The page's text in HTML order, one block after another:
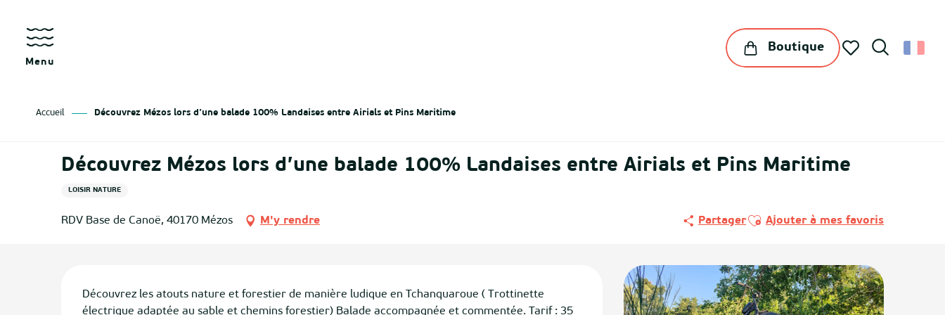
contenu
principal
Boutique
Menu
Accueil Découvrez Mézos lors d’une balade 100% Landaises entre Airials et Pins Maritime
Découvrez Mézos lors d’une balade 100% Landaises entre Airials et Pins Maritime
LOISIR NATURE
RDV Base de Canoë, 40170 Mézos M'y rendre PartagerAjouter aux favoris
Ajouter à mes favoris
Découvrez les atouts nature et forestier de manière ludique en Tchanquaroue ( Trottinette
électrique adaptée au sable et chemins forestier) Balade accompagnée et commentée. Tarif : 35